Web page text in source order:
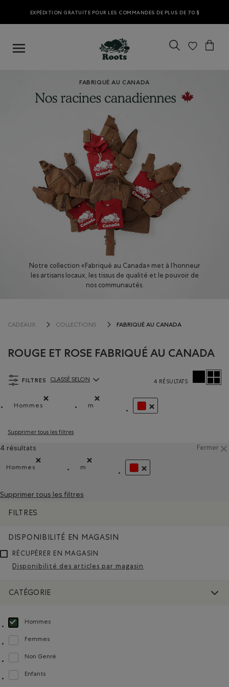
EXPÉDITION GRATUITE POUR LES COMMANDES DE PLUS DE 70 $
FABRIQUÉ AU CANADA
Notre collection « Fabriqué au Canada » met à l’honneur
les artisans locaux, les tissus de qualité et le pouvoir de
nos communautés.
CADEAUX COLLECTIONS FABRIQUÉ AU CANADA
ROUGE ET ROSE FABRIQUÉ AU CANADA
FILTRES
Hommes
Supprimer le filtre Classé selon Catégorie : Hommes(Men)
m
Supprimer le filtre Classé selon Coupes
Supprimer tous les filtres
ClassÃ© selon Articles:
CLASSÉ SELON 4 RÉSULTATS
4 résultats Fermer
Hommes
Supprimer le filtre Classé selon Catégorie : Hommes(Men)
m
Supprimer le filtre Classé selon Coupes : m
Supprimer tous les filtres
FILTRES
DISPONIBILITÉ EN MAGASIN
RÉCUPÉRER EN MAGASIN
Disponibilité des articles par magasin
CATÉGORIE
Hommes
Choisir Classé selon Catégorie : Hommes(Men)
Femmes
Classer selon Catégorie : Femmes(Women)
Non Genré
Classer selon Catégorie : Non Genré(Gender Free)
Enfants
Classer selon Catégorie : Enfants(Kids)